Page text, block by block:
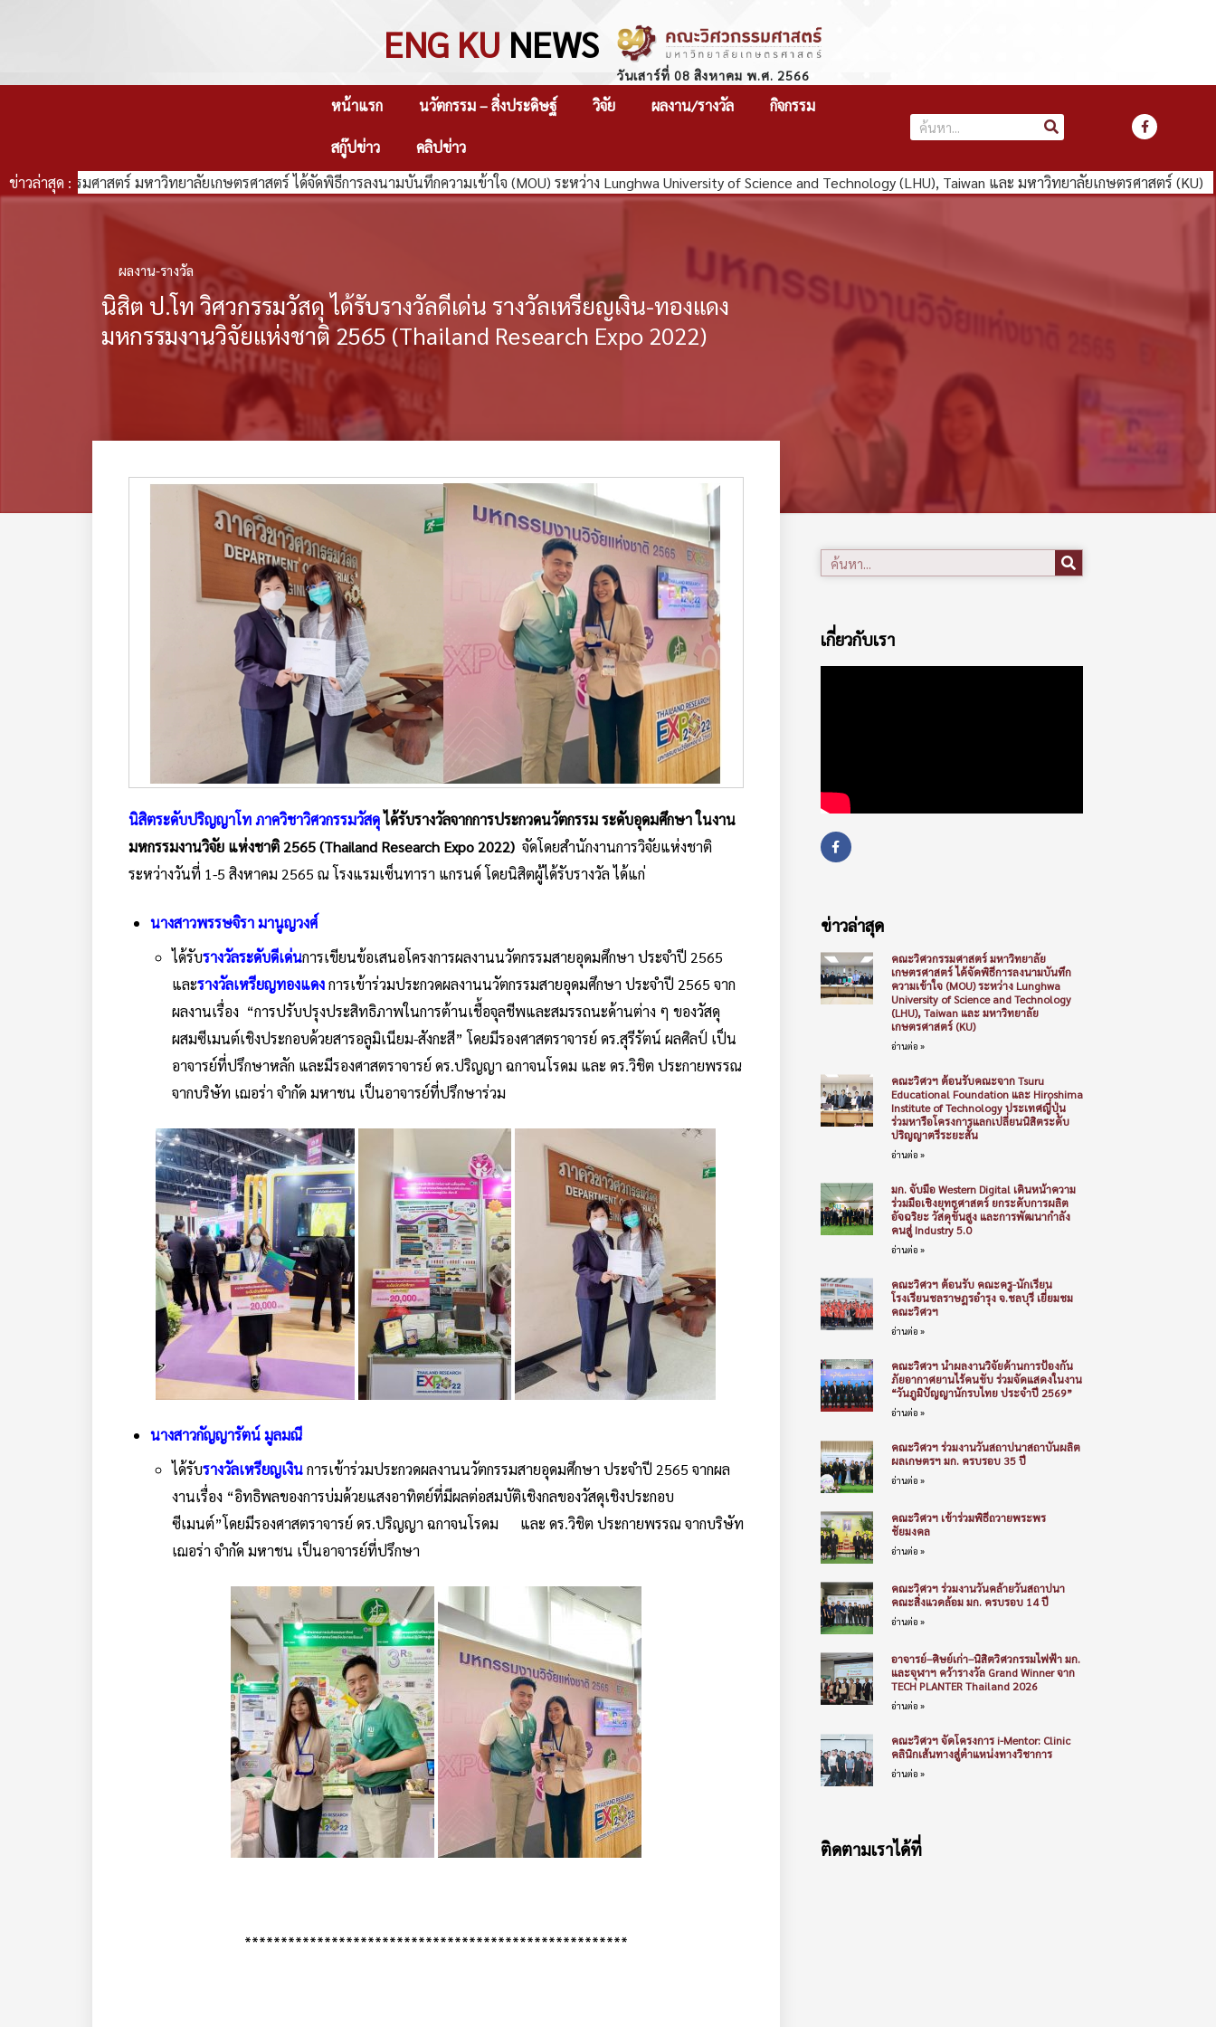
ENG KU NEWS
วันเสาร์ที่ 08 สิงหาคม พ.ศ. 2566
หน้าแรก นวัตกรรม – สิ่งประดิษฐ์ วิจัย ผลงาน/รางวัล กิจกรรม
สกู๊ปข่าว
คลิปข่าว
ข่าวล่าสุด :
ะวิศวกรรมศาสตร์ มหาวิทยาลัยเกษตรศาสตร์ ได้จัดพิธีการลงนามบันทึกความเข้าใจ (MOU) ระหว่าง Lunghwa University of Science and Technology (LHU), Taiwan และ มหาวิทยาลัยเกษตรศาสตร์ (KU)
ผลงาน-รางวัล
นิสิต ป.โท วิศวกรรมวัสดุ ได้รับรางวัลดีเด่น รางวัลเหรียญเงิน-ทองแดง
มหกรรมงานวิจัยแห่งชาติ 2565 (Thailand Research Expo 2022)
นิสิตระดับปริญญาโท ภาควิชาวิศวกรรมวัสดุได้รับรางวัลจากการประกวดนวัตกรรม ระดับอุดมศึกษา ในงาน
มหกรรมงานวิจัย แห่งชาติ 2565 (Thailand Research Expo 2022) จัดโดยสำนักงานการวิจัยแห่งชาติ
ระหว่างวันที่ 1-5 สิงหาคม 2565 ณ โรงแรมเซ็นทารา แกรนด์ โดยนิสิตผู้ได้รับรางวัล ได้แก่
นางสาวพรรษจิรา มานูญวงศ์
ได้รับรางวัลระดับดีเด่นการเขียนข้อเสนอโครงการผลงานนวัตกรรมสายอุดมศึกษา ประจำปี 2565
และรางวัลเหรียญทองแดงการเข้าร่วมประกวดผลงานนวัตกรรมสายอุดมศึกษา ประจำปี 2565 จาก
ผลงานเรื่อง “การปรับปรุงประสิทธิภาพในการต้านเชื้อจุลชีพและสมรรถนะด้านต่าง ๆ ของวัสดุ
ผสมซีเมนต์เชิงประกอบด้วยสารอลูมิเนียม-สังกะสี” โดยมีรองศาสตราจารย์ ดร.สุรีรัตน์ ผลศิลป์ เป็น
อาจารย์ที่ปรึกษาหลัก และมีรองศาสตราจารย์ ดร.ปริญญา ฉกาจนโรดม และ ดร.วิชิต ประกายพรรณ
จากบริษัท เฌอร่า จำกัด มหาชน เป็นอาจารย์ที่ปรึกษาร่วม
นางสาวกัญญารัตน์ มูลมณี
ได้รับรางวัลเหรียญเงินการเข้าร่วมประกวดผลงานนวัตกรรมสายอุดมศึกษา ประจำปี 2565 จากผล
งานเรื่อง “อิทธิพลของการบ่มด้วยแสงอาทิตย์ที่มีผลต่อสมบัติเชิงกลของวัสดุเชิงประกอบ
ซีเมนต์”โดยมีรองศาสตราจารย์ ดร.ปริญญา ฉกาจนโรดม และ ดร.วิชิต ประกายพรรณ จากบริษัท
เฌอร่า จำกัด มหาชน เป็นอาจารย์ที่ปรึกษา
*****************************************************
เกี่ยวกับเรา
ข่าวล่าสุด
คณะวิศวกรรมศาสตร์ มหาวิทยาลัย
เกษตรศาสตร์ ได้จัดพิธีการลงนามบันทึก
ความเข้าใจ (MOU) ระหว่าง Lunghwa
University of Science and Technology
(LHU), Taiwan และ มหาวิทยาลัย
เกษตรศาสตร์ (KU)
อ่านต่อ »
คณะวิศวฯ ต้อนรับคณะจาก Tsuru
Educational Foundation และ Hiroshima
Institute of Technology ประเทศญี่ปุ่น
ร่วมหารือโครงการแลกเปลี่ยนนิสิตระดับ
ปริญญาตรีระยะสั้น
อ่านต่อ »
มก. จับมือ Western Digital เดินหน้าความ
ร่วมมือเชิงยุทธศาสตร์ ยกระดับการผลิต
อัจฉริยะ วัสดุขั้นสูง และการพัฒนากำลัง
คนสู่ Industry 5.0
อ่านต่อ »
คณะวิศวฯ ต้อนรับ คณะครู-นักเรียน
โรงเรียนชลราษฎรอำรุง จ.ชลบุรี เยี่ยมชม
คณะวิศวฯ
อ่านต่อ »
คณะวิศวฯ นำผลงานวิจัยด้านการป้องกัน
ภัยอากาศยานไร้คนขับ ร่วมจัดแสดงในงาน
“วันภูมิปัญญานักรบไทย ประจำปี 2569”
อ่านต่อ »
คณะวิศวฯ ร่วมงานวันสถาปนาสถาบันผลิต
ผลเกษตรฯ มก. ครบรอบ 35 ปี
อ่านต่อ »
คณะวิศวฯ เข้าร่วมพิธีถวายพระพร
ชัยมงคล
อ่านต่อ »
คณะวิศวฯ ร่วมงานวันคล้ายวันสถาปนา
คณะสิ่งแวดล้อม มก. ครบรอบ 14 ปี
อ่านต่อ »
อาจารย์–ศิษย์เก่า–นิสิตวิศวกรรมไฟฟ้า มก.
และจุฬาฯ คว้ารางวัล Grand Winner จาก
TECH PLANTER Thailand 2026
อ่านต่อ »
คณะวิศวฯ จัดโครงการ i-Mentor: Clinic
คลินิกเส้นทางสู่ตำแหน่งทางวิชาการ
อ่านต่อ »
ติดตามเราได้ที่